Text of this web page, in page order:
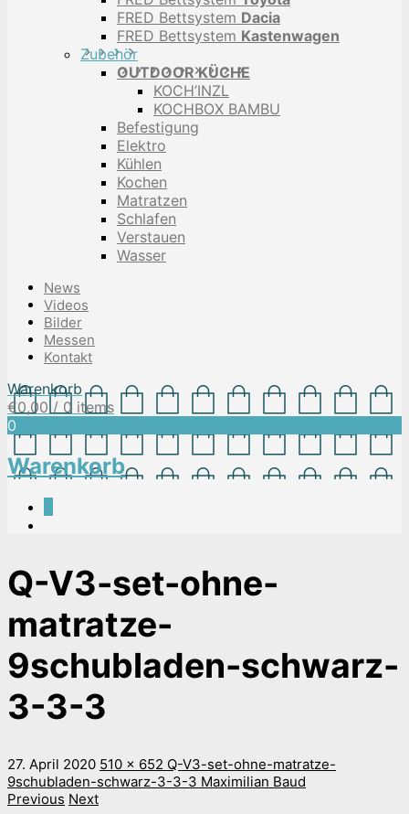
FRED Bettsystem Dacia
FRED Bettsystem Kastenwagen
Zubehör
OUTDOOR KÜCHE
KOCH’INZL
KOCHBOX BAMBU
Befestigung
Elektro
Kühlen
Kochen
Matratzen
Schlafen
Verstauen
Wasser
News
Videos
Bilder
Messen
Kontakt
Warenkorb
€0,00 / 0 items
0
Warenkorb
Q-V3-set-ohne-
matratze-
9schubladen-schwarz-
3-3-3
27. April 2020 510 x 652 Q-V3-set-ohne-matratze-
9schubladen-schwarz-3-3-3 Maximilian Baud
Previous Next